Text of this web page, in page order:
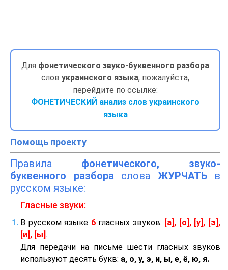
Для фонетического звуко-буквенного разбора
слов украинского языка, пожалуйста,
перейдите по ссылке:
ФОНЕТИЧЕСКИЙ анализ слов украинского
языка
Помощь проекту
Правила фонетического, звуко-
буквенного разбораслова ЖУРЧАТЬв
русском языке:
Гласные звуки:
В русском языке 6гласных звуков:
[а], [о], [у], [э],
[и], [ы] .
Для передачи на письме шести гласных звуков
используют десять букв: а, о, у, э, и, ы, е, ё, ю, я.